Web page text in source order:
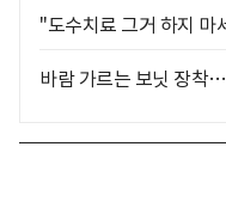
"도수치료 그거 하지 마
바람 가르는 보닛 장착